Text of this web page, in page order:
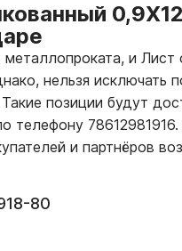
металлопроката, и
нельзя исключать
позиции будут
телефону
и партнёров
80